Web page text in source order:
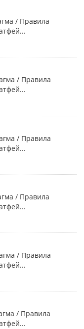
/ Правила
/ Правила
/ Правила
/ Правила
/ Правила
/ Правила